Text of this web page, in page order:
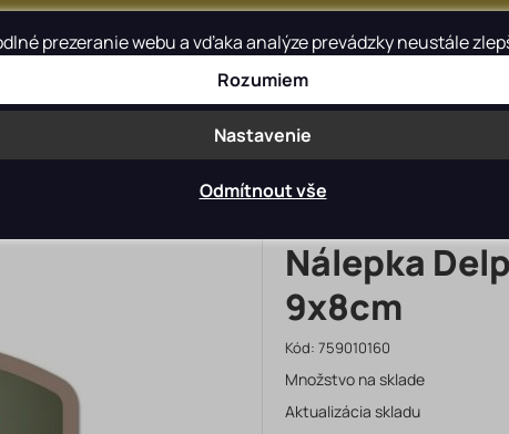
> >
Nálepka
9x8cm
Kód: 759010160
Množstvo na sklade
Aktualizácia skladu
prezeranie webu a vďaka analýze prevádzky neustále
Rozumiem
Nastavenie
Odmítnout vše